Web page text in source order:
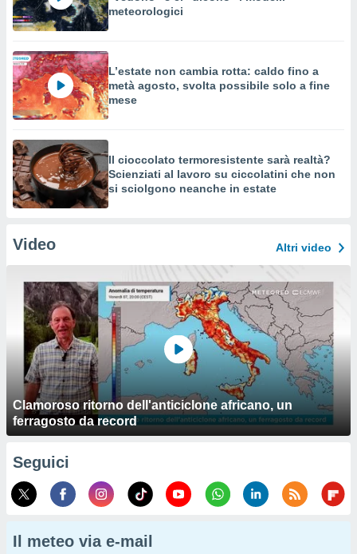
meteorologici
L’estate non cambia rotta: caldo fino a
metà agosto, svolta possibile solo a fine
mese
Il cioccolato termoresistente sarà realtà?
Scienziati al lavoro su ciccolatini che non
si sciolgono neanche in estate
Video Altri video
Clamoroso ritorno dell'anticiclone africano, un
ferragosto da record
Seguici
Il meteo via e-mail